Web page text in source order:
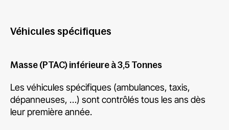
Véhicules spécifiques
Masse (PTAC) inférieure à 3,5 Tonnes
Les véhicules spécifiques (ambulances, taxis,
dépanneuses, …) sont contrôlés tous les ans dès
leur première année.